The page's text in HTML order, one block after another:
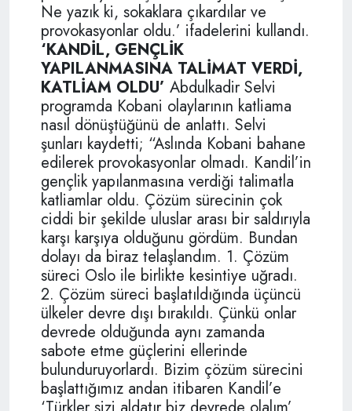
Ne yazık ki, sokaklara çıkardılar ve
provokasyonlar oldu.’ ifadelerini kullandı.
‘KANDİL, GENÇLİK
YAPILANMASINA TALİMAT VERDİ,
KATLİAM OLDU’ Abdulkadir Selvi
programda Kobani olaylarının katliama
nasıl dönüştüğünü de anlattı. Selvi
şunları kaydetti; “Aslında Kobani bahane
edilerek provokasyonlar olmadı. Kandil’in
gençlik yapılanmasına verdiği talimatla
katliamlar oldu. Çözüm sürecinin çok
ciddi bir şekilde uluslar arası bir saldırıyla
karşı karşıya olduğunu gördüm. Bundan
dolayı da biraz telaşlandım. 1. Çözüm
süreci Oslo ile birlikte kesintiye uğradı.
2. Çözüm süreci başlatıldığında üçüncü
ülkeler devre dışı bırakıldı. Çünkü onlar
devrede olduğunda aynı zamanda
sabote etme güçlerini ellerinde
bulunduruyorlardı. Bizim çözüm sürecini
başlattığımız andan itibaren Kandil’e